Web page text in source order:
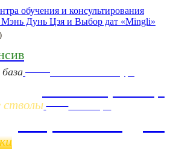
обучения и консультирования
Дунь Цзя и Выбор дат «Mingli»
стволы 11 ноября